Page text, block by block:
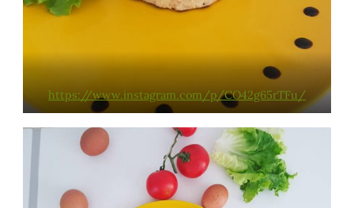
https://www.instagram.com/p/CO42g65rTFu/